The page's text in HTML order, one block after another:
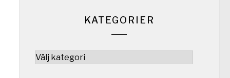
KATEGORIER
Kategorier